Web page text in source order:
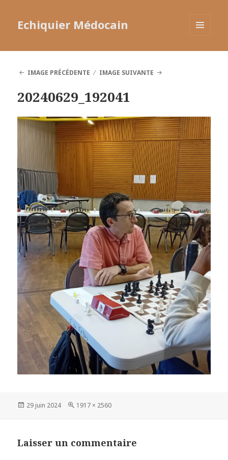
Echiquier Médocain
IMAGE PRÉCÉDENTE
IMAGE SUIVANTE
20240629_192041
Publié
29 juin 2024
Taille
1917 × 2560
Laisser un commentaire